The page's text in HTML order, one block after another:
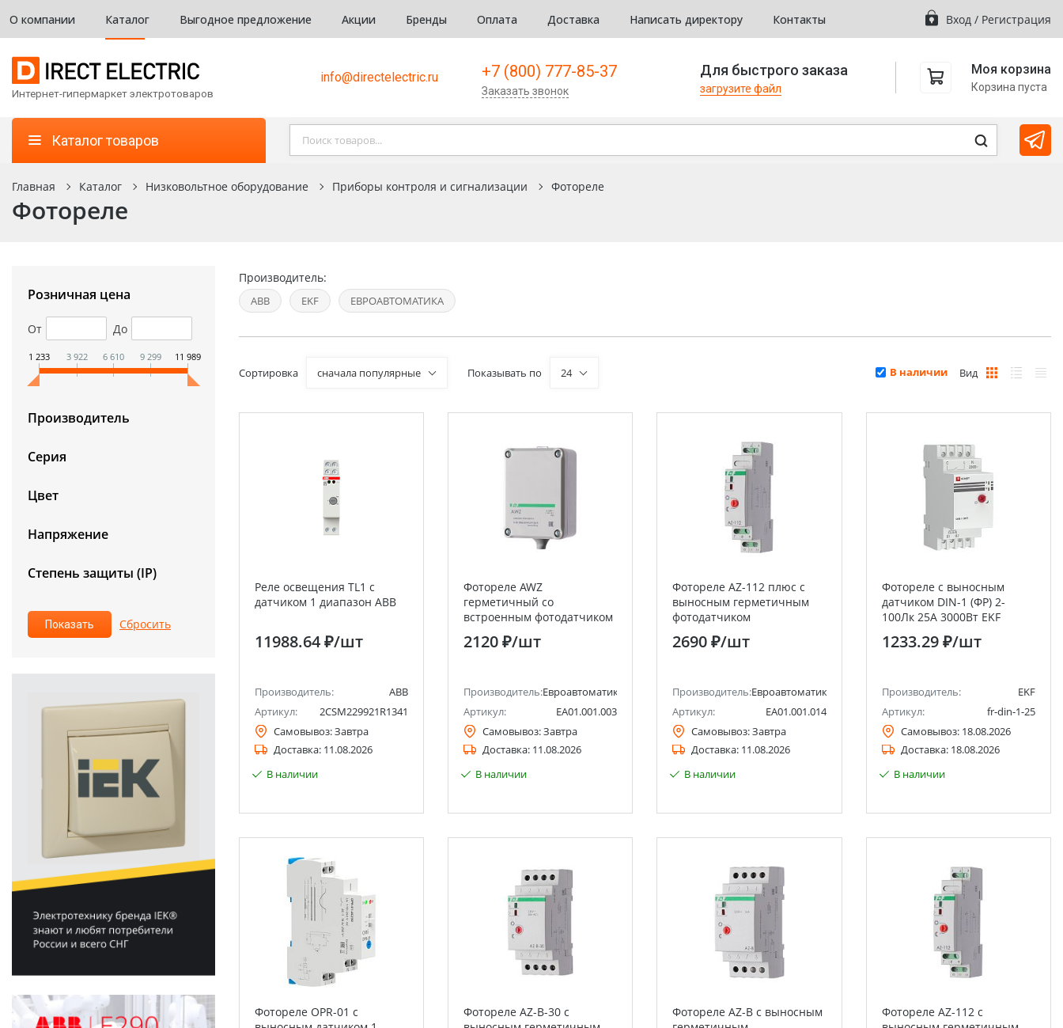
О компании Каталог Выгодное предложение Акции Бренды Оплата Доставка Написать директору Контакты Вход / Регистрация
Интернет-гипермаркет электротоваров
info@directelectric.ru +7 (800) 777-85-37
Заказать звонок
Для быстрого заказа
загрузите файл
Моя корзина
Корзина пуста
Каталог товаров
Главная Каталог Низковольтное оборудование Приборы контроля и сигнализации Фотореле
Фотореле
Розничная цена
От До
1 233 3 922 6 610 9 299 11 989
Производитель
Серия
Цвет
Напряжение
Степень защиты (IP)
Производитель:
ABB EKF ЕВРОАВТОМАТИКА
Сортировка сначала популярные Показывать по 24 В наличии Вид
Реле освещения TL1 c
датчиком 1 диапазон ABB
11988.64 ₽/шт
Производитель:
ABB
Артикул:
2CSM229921R1341
Самовывоз:Завтра
Доставка: 11.08.2026
В наличии
Фотореле AWZ
герметичный со
встроенным фотодатчиком
Евроавтоматика F&F
2120 ₽/шт
Производитель:Евроавтоматика F&F
Артикул:
EA01.001.003
Самовывоз:Завтра
Доставка: 11.08.2026
В наличии
Фотореле AZ-112 плюс с
выносным герметичным
фотодатчиком
Евроавтоматика F&F
2690 ₽/шт
Производитель:Евроавтоматика F&F
Артикул:
EA01.001.014
Самовывоз:Завтра
Доставка: 11.08.2026
В наличии
Фотореле с выносным
датчиком DIN-1 (ФР) 2-
100Лк 25А 3000Вт EKF
1233.29 ₽/шт
Производитель:
EKF
Артикул:
fr-din-1-25
Самовывоз: 18.08.2026
Доставка: 18.08.2026
В наличии
Фотореле OPR-01 с
Фотореле AZ-B-30 с
Фотореле AZ-B с выносным
Фотореле AZ-112 с